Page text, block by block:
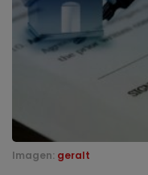
Imagen: geralt